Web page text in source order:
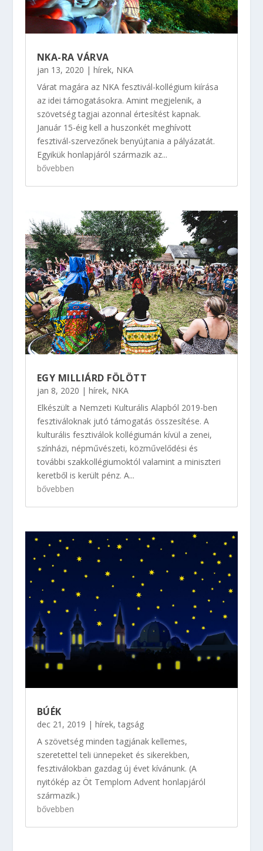
NKA-RA VÁRVA
jan 13, 2020 | hírek, NKA
Várat magára az NKA fesztivál-kollégium kiírása
az idei támogatásokra. Amint megjelenik, a
szövetség tagjai azonnal értesítést kapnak.
Január 15-éig kell a huszonkét meghívott
fesztivál-szervezőnek benyújtania a pályázatát.
Egyikük honlapjáról származik az...
bővebben
EGY MILLIÁRD FÖLÖTT
jan 8, 2020 | hírek, NKA
Elkészült a Nemzeti Kulturális Alapból 2019-ben
fesztiváloknak jutó támogatás összesítése. A
kulturális fesztiválok kollégiumán kívül a zenei,
színházi, népművészeti, közművelődési és
további szakkollégiumoktól valamint a miniszteri
keretből is került pénz. A...
bővebben
BÚÉK
dec 21, 2019 | hírek,tagság
A szövetség minden tagjának kellemes,
szeretettel teli ünnepeket és sikerekben,
fesztiválokban gazdag új évet kívánunk. (A
nyitókép az Öt Templom Advent honlapjáról
származik.)
bővebben